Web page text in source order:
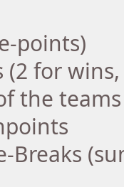
points)
for
the
Breaks